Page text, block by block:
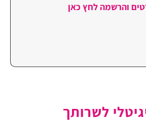
והרשמה לחץ כאן
לשרותך